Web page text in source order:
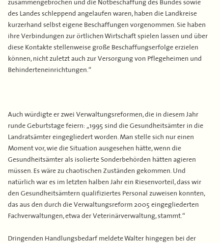
des Landes schleppend angelaufen waren, haben die Landkreise
kurzerhand selbst eigene Beschaffungen vorgenommen. Sie haben
ihre Verbindungen zur örtlichen Wirtschaft spielen lassen und über
diese Kontakte stellenweise große Beschaffungserfolge erzielen
können, nicht zuletzt auch zur Versorgung von Pflegeheimen und
Behinderteneinrichtungen.“
Auch würdigte er zwei Verwaltungsreformen, die in diesem Jahr
runde Geburtstage feiern: „1995 sind die Gesundheitsämter in die
Landratsämter eingegliedert worden. Man stelle sich nur einen
Moment vor, wie die Situation ausgesehen hätte, wenn die
Gesundheitsämter als isolierte Sonderbehörden hätten agieren
müssen. Es wäre zu chaotischen Zuständen gekommen. Und
natürlich war es im letzten halben Jahr ein Riesenvorteil, dass wir
den Gesundheitsämtern qualifiziertes Personal zuweisen konnten,
das aus den durch die Verwaltungsreform 2005 eingegliederten
Fachverwaltungen, etwa der Veterinärverwaltung, stammt.“
Dringenden Handlungsbedarf meldete Walter hingegen bei der